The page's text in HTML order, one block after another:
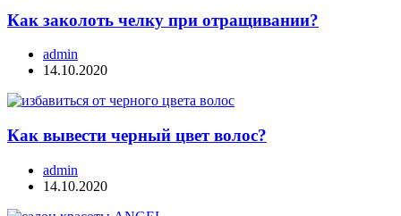
Как заколоть челку при отращивании?
admin
14.10.2020
Как вывести черный цвет волос?
admin
14.10.2020